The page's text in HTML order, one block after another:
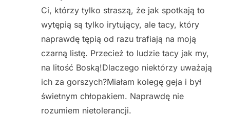
Ci, którzy tylko straszą, że jak spotkają to
wytępią są tylko irytujący, ale tacy, który
naprawdę tępią od razu trafiają na moją
czarną listę. Przecież to ludzie tacy jak my,
na litość Boską!Dlaczego niektórzy uważają
ich za gorszych?Miałam kolegę geja i był
świetnym chłopakiem. Naprawdę nie
rozumiem nietolerancji.